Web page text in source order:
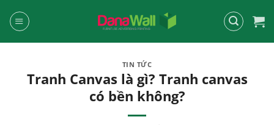
đến
TIN TỨC
Tranh Canvas là gì? Tranh canvas
có bền không?